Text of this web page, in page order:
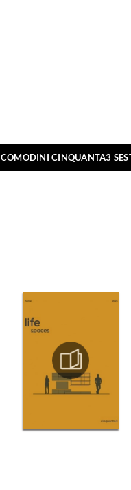
COMODINI CINQUANTA3